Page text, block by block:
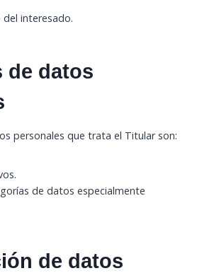
interesado.
de datos
personales que trata el Titular son:
de datos especialmente
de datos